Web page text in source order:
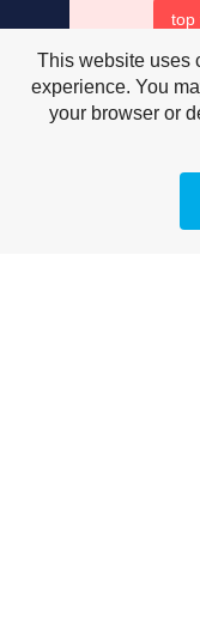
top
This website uses
experience. You
your browser or